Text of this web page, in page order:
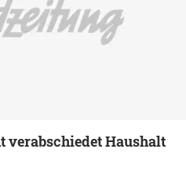
verabschiedet Haushalt